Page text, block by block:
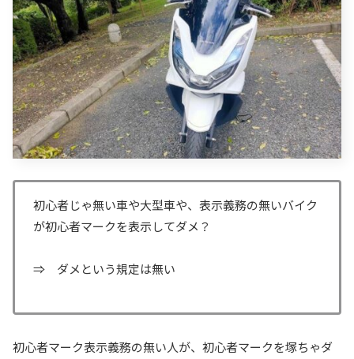
初心者じゃ無い車や大型車や、表示義務の無いバイク
が初心者マークを表示してダメ？
⇒ ダメという規定は無い
初心者マーク表示義務の無い人が、初心者マークを塚ちゃダ